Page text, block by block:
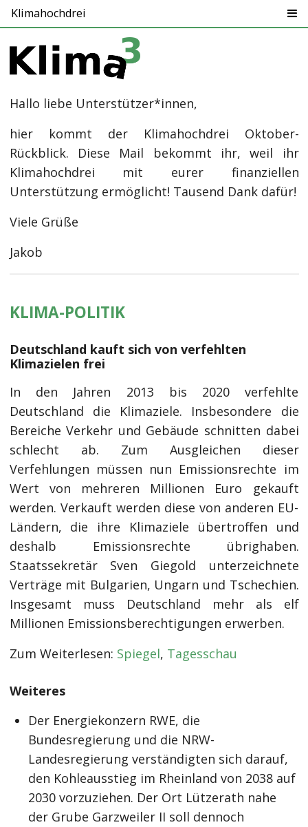
Klimahochdrei
Hallo liebe Unterstützer*innen,
hier kommt der Klimahochdrei Oktober-
Rückblick. Diese Mail bekommt ihr, weil ihr
Klimahochdrei mit eurer finanziellen
Unterstützung ermöglicht! Tausend Dank dafür!
Viele Grüße
Jakob
KLIMA-POLITIK
Deutschland kauft sich von verfehlten
Klimazielen frei
In den Jahren 2013 bis 2020 verfehlte
Deutschland die Klimaziele. Insbesondere die
Bereiche Verkehr und Gebäude schnitten dabei
schlecht ab. Zum Ausgleichen dieser
Verfehlungen müssen nun Emissionsrechte im
Wert von mehreren Millionen Euro gekauft
werden. Verkauft werden diese von anderen EU-
Ländern, die ihre Klimaziele übertroffen und
deshalb Emissionsrechte übrighaben.
Staatssekretär Sven Giegold unterzeichnete
Verträge mit Bulgarien, Ungarn und Tschechien.
Insgesamt muss Deutschland mehr als elf
Millionen Emissionsberechtigungen erwerben.
Zum Weiterlesen: Spiegel, Tagesschau
Weiteres
Der Energiekonzern RWE, die
Bundesregierung und die NRW-
Landesregierung verständigten sich darauf,
den Kohleausstieg im Rheinland von 2038 auf
2030 vorzuziehen. Der Ort Lützerath nahe
der Grube Garzweiler II soll dennoch